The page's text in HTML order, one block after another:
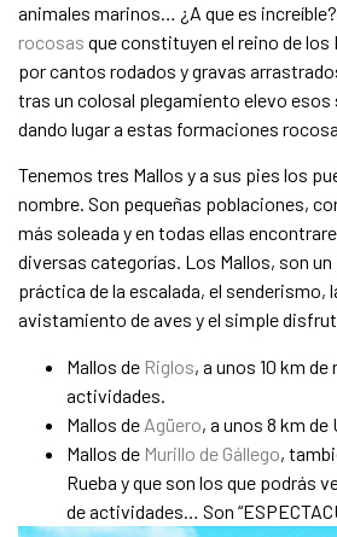
animales marinos… ¿A que es increíble?
rocosas que constituyen el reino de
por cantos rodados y gravas
tras un colosal plegamiento elevo
dando lugar a estas formaciones
Tenemos tres Mallos y a sus pies los
nombre. Son pequeñas poblaciones,
más soleada y en todas ellas
diversas categorías. Los Mallos, son un
práctica de la escalada, el senderismo,
avistamiento de aves y el simple
Mallos de Riglos, a unos 10 km
actividades.
Mallos de Agüero, a unos 8 km de
Mallos de Murillo de Gállego,
Rueba y que son los que podrás
de actividades… Son